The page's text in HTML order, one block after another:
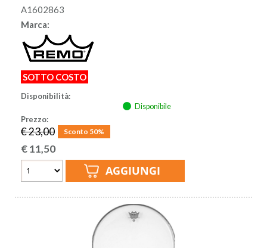
A1602863
Marca:
SOTTO COSTO
Disponibilità:
Disponibile
Prezzo:
€ 23,00 Sconto 50%
€11,50